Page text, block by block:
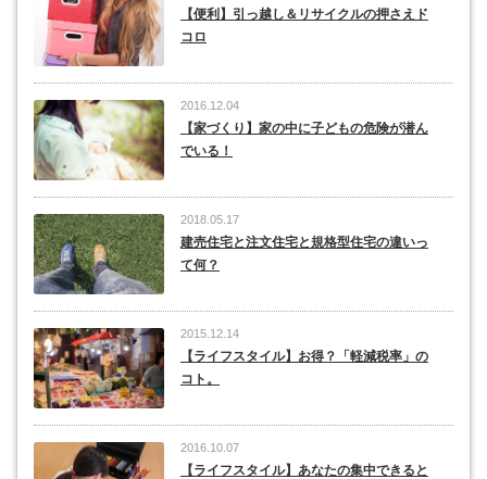
【便利】引っ越し＆リサイクルの押さえド
コロ
2016.12.04
【家づくり】家の中に子どもの危険が潜ん
でいる！
2018.05.17
建売住宅と注文住宅と規格型住宅の違いっ
て何？
2015.12.14
【ライフスタイル】お得？「軽減税率」の
コト。
2016.10.07
【ライフスタイル】あなたの集中できると